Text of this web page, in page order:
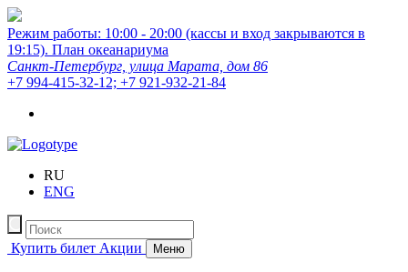
Режим работы: 10:00 - 20:00 (кассы и вход закрываются в
19:15). План океанариума
Санкт-Петербург, улица Марата, дом 86
+7 994-415-32-12; +7 921-932-21-84
RU
ENG
Купить билет Акции Меню